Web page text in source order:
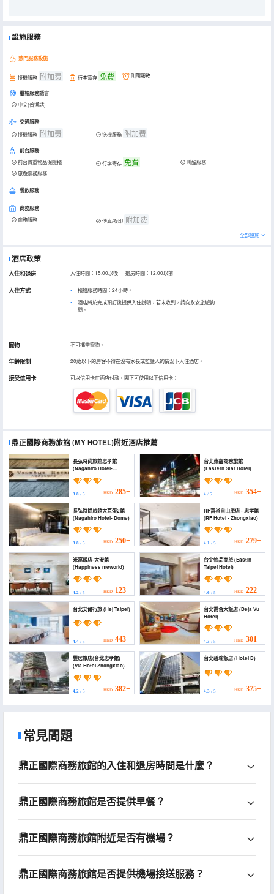
設施服務
熱門服務設施
接機服務 附加费 行李寄存 免費 叫醒服務
櫃枱服務語言
中文(普通話)
交通服務
接機服務 附加费 送機服務 附加费
前台服務
前台貴重物品保險櫃 行李寄存 免費
叫醒服務
旅遊票務服務
餐飲服務
商務服務
商務服務 傳真/複印 附加费
全部設施
酒店政策
入住和退房 入住時間：15:00以後 退房時間：12:00以前
入住方式
櫃枱服務時間：24小時。
酒店將於完成預訂後提供入住說明，若未收到，請向永安旅遊詢
問。
寵物 不可攜帶寵物。
年齡限制 20歲以下的房客不得在沒有家長或監護人的情況下入住酒店。
接受信用卡 可以信用卡在酒店付款，閣下可使用以下信用卡：
鼎正國際商務旅館(MY HOTEL)附近酒店推薦
長弘時尚旅館忠孝館
(Nagahiro Hotel-
Changhong)
3.8 / 5 HKD 285+
台北東鑫商務旅館
(Eastern Star Hotel)
4/ 5 HKD 354+
長弘時尚旅館大巨蛋2館
(Nagahiro Hotel- Dome)
3.8 / 5 HKD 250+
RF富裕自由旅店 - 忠孝館
(RF Hotel - Zhongxiao)
4.1/ 5 HKD 279+
米窩飯店-大安館
(Happiness meworld)
4.2 / 5 HKD 123+
台北怡品商旅 (Eastin
Taipei Hotel)
4.6/ 5 HKD 222+
台北艾爾行旅 (Hej Taipei)
4.4 / 5 HKD 443+
台北喬合大飯店 (Deja Vu
Hotel)
4.3/ 5 HKD 301+
豐居旅店(台北忠孝館)
(Via Hotel Zhongxiao)
4.2 / 5 HKD 382+
台北碧瑤飯店 (Hotel B)
4.3/ 5 HKD 375+
常見問題
鼎正國際商務旅館的入住和退房時間是什麼？
鼎正國際商務旅館是否提供早餐？
鼎正國際商務旅館附近是否有機場？
鼎正國際商務旅館是否提供機場接送服務？